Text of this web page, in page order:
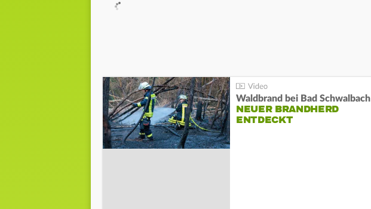
Waldbrand bei Bad Schwalbach
NEUER BRANDHERD
ENTDECKT